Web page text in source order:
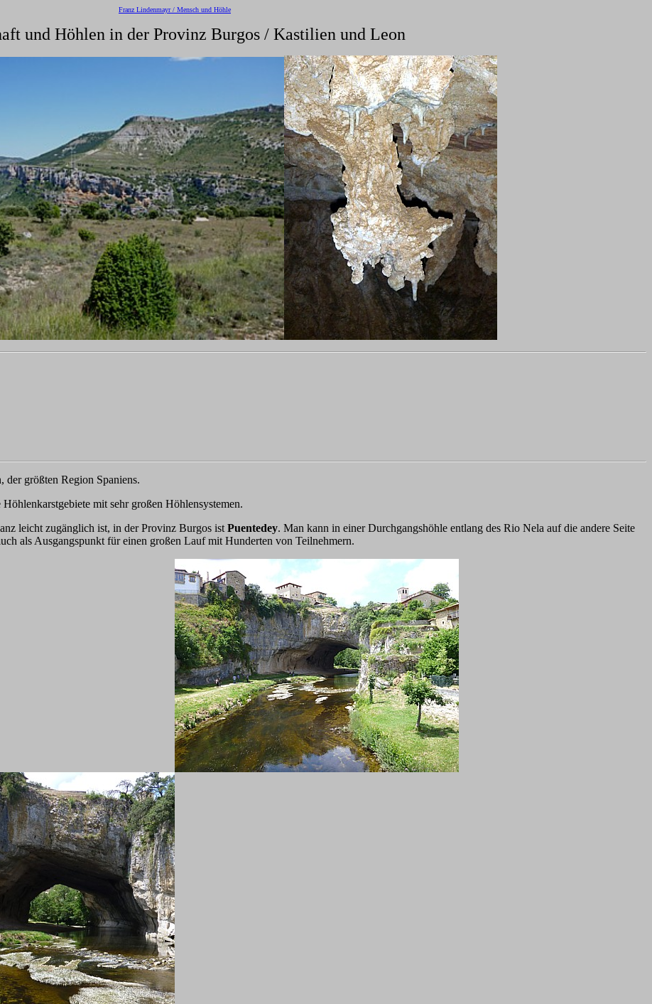
Franz Lindenmayr / Mensch und Höhle
und Höhlen in der Provinz Burgos / Kastilien und Leon
größten Region Spaniens.
mit sehr großen Höhlensystemen.
leicht zugänglich ist, in der Provinz Burgos ist Puentedey. Man kann in einer Durchgangshöhle entlang des Rio Nela auf die andere Seite
als Ausgangspunkt für einen großen Lauf mit Hunderten von Teilnehmern.